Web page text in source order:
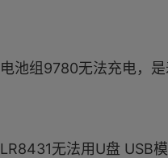
电池组9780无法充电，是
LR8431无法用U盘 USB